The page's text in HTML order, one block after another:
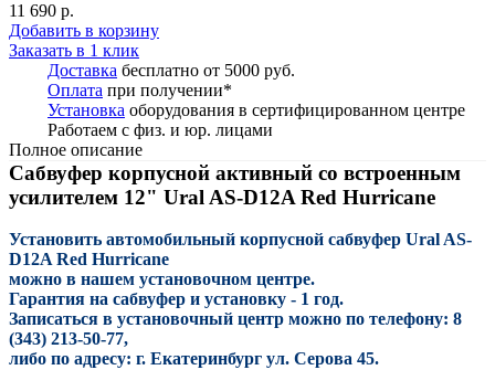
11 690 р.
Добавить в корзину
Заказать в 1 клик
Доставка бесплатно от 5000 руб.
Оплата при получении*
Установка оборудования в сертифицированном центре
Работаем с физ. и юр. лицами
Полное описание
Сабвуфер корпусной активный со встроенным
усилителем 12" Ural AS-D12A Red Hurricane
Установить автомобильный корпусной сабвуфер Ural AS-
D12A Red Hurricane
можно в нашем установочном центре.
Гарантия на сабвуфер и установку - 1 год.
Записаться в установочный центр можно по телефону: 8
(343) 213-50-77,
либо по адресу: г. Екатеринбург ул. Серова 45.